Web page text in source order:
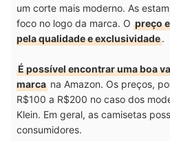
um corte mais moderno. As
foco no logo da marca. O preço
pela qualidade e exclusividade.
É possível encontrar uma boa
marca na Amazon. Os preços,
R$100 a R$200 no caso dos
Klein. Em geral, as camisetas
consumidores.